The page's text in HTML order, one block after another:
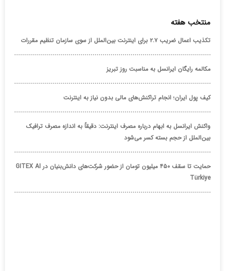
منتخب هفته
تکذیب اعمال ضریب ۲.۷ برای اینترنت بین‌الملل از سوی سازمان تنظیم مقررات
مکالمه رایگان ایرانسل به مناسبت روز تبریز
کیف پول ایران؛ انجام تراکنش‌های مالی بدون نیاز به اینترنت
واکنش ایرانسل به ابهام درباره مصرف اینترنت: دقیقاً به اندازه مصرف ترافیک
بین‌الملل از حجم بسته کسر می‌شود
حمایت تا سقف ۴۵۰ میلیون تومان از حضور شرکت‌های دانش‌بنیان در GITEX AI
Türkiye